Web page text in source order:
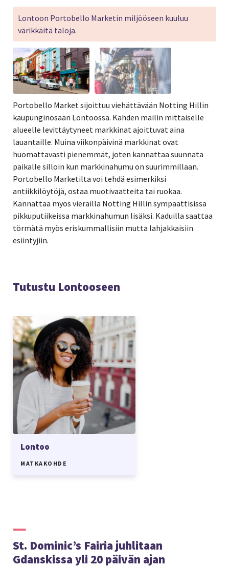
Lontoon Portobello Marketin miljööseen kuuluu
värikkäitä taloja.
Portobello Market sijoittuu viehättävään Notting Hillin
kaupunginosaan Lontoossa. Kahden mailin mittaiselle
alueelle levittäytyneet markkinat ajoittuvat aina
lauantaille. Muina viikonpäivinä markkinat ovat
huomattavasti pienemmät, joten kannattaa suunnata
paikalle silloin kun markkinahumu on suurimmillaan.
Portobello Marketilta voi tehdä esimerkiksi
antiikkilöytöjä, ostaa muotivaatteita tai ruokaa.
Kannattaa myös vierailla Notting Hillin sympaattisissa
pikkuputiikeissa markkinahumun lisäksi. Kaduilla saattaa
törmätä myös eriskummallisiin mutta lahjakkaisiin
esiintyjiin.
Tutustu Lontooseen
Lontoo
MATKAKOHDE
St. Dominic’s Fairia juhlitaan
Gdanskissa yli 20 päivän ajan